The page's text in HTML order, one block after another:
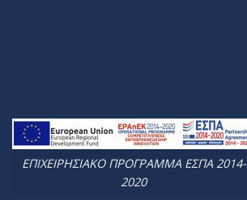
ΕΠΙΧΕΙΡΗΣΙΑΚΟ ΠΡΟΓΡΑΜΜΑ ΕΣΠΑ 2014-
2020